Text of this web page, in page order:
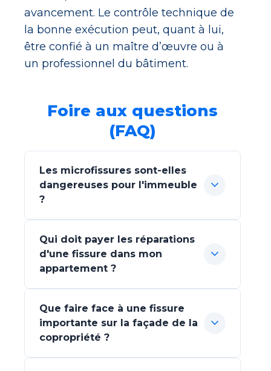
avancement. Le contrôle technique de
la bonne exécution peut, quant à lui,
être confié à un maître d’œuvre ou à
un professionnel du bâtiment.
Foire aux questions
(FAQ)
Les microfissures sont-elles
dangereuses pour l'immeuble
?
expand_more
Qui doit payer les réparations
d'une fissure dans mon
appartement ?
expand_more
Que faire face à une fissure
importante sur la façade de la
copropriété ?
expand_more